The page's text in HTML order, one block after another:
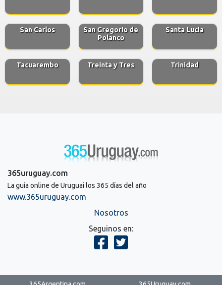
San Carlos
San Gregorio de
Polanco
Santa Lucia
Tacuarembo Treinta y Tres Trinidad
365uruguay.com
La guía online de Uruguai los 365 días del año
www.365uruguay.com
Nosotros
Seguinos en: